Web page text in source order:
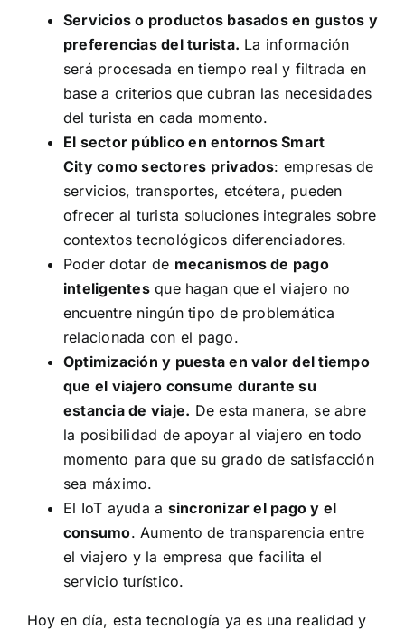
Servicios o productos basados en gustos y
preferencias del turista. La información
será procesada en tiempo real y filtrada en
base a criterios que cubran las necesidades
del turista en cada momento.
El sector público en entornos Smart
City como sectores privados: empresas de
servicios, transportes, etcétera, pueden
ofrecer al turista soluciones integrales sobre
contextos tecnológicos diferenciadores.
Poder dotar de mecanismos de pago
inteligentesque hagan que el viajero no
encuentre ningún tipo de problemática
relacionada con el pago.
Optimización y puesta en valor del tiempo
que el viajero consume durante su
estancia de viaje. De esta manera, se abre
la posibilidad de apoyar al viajero en todo
momento para que su grado de satisfacción
sea máximo.
El IoT ayuda a sincronizar el pago y el
consumo. Aumento de transparencia entre
el viajero y la empresa que facilita el
servicio turístico.
Hoy en día, esta tecnología ya es una realidad y